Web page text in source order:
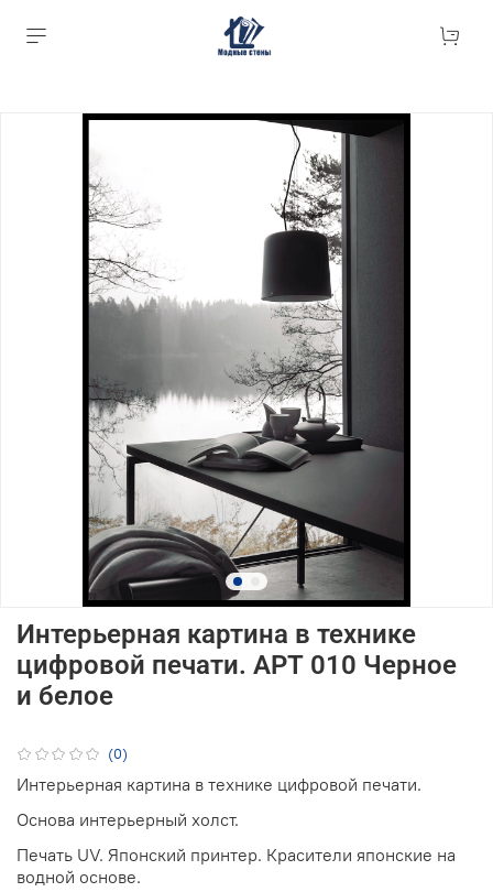
(0)
Интерьерная картина в технике
цифровой печати. АРТ 010 Черное
и белое
Интерьерная картина в технике цифровой печати.
Основа интерьерный холст.
Печать UV. Японский принтер. Красители японские на
водной основе.